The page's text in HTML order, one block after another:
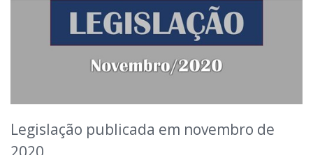
Legislação publicada em novembro de